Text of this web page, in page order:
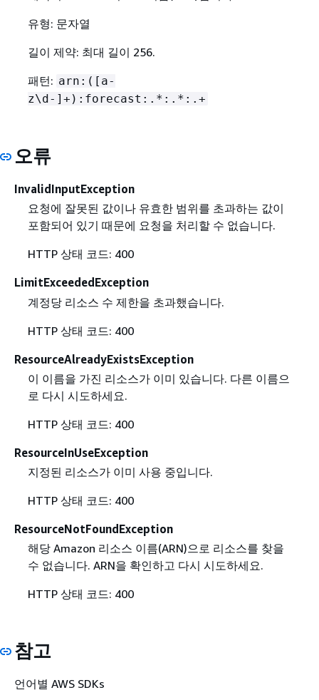
유형: 문자열
길이 제약: 최대 길이 256.
패턴: arn:([a-
z\d-]+):forecast:.*:.*:.+
오류
InvalidInputException
요청에 잘못된 값이나 유효한 범위를 초과하는 값이
포함되어 있기 때문에 요청을 처리할 수 없습니다.
HTTP 상태 코드: 400
LimitExceededException
계정당 리소스 수 제한을 초과했습니다.
HTTP 상태 코드: 400
ResourceAlreadyExistsException
이 이름을 가진 리소스가 이미 있습니다. 다른 이름으
로 다시 시도하세요.
HTTP 상태 코드: 400
ResourceInUseException
지정된 리소스가 이미 사용 중입니다.
HTTP 상태 코드: 400
ResourceNotFoundException
해당 Amazon 리소스 이름(ARN)으로 리소스를 찾을
수 없습니다. ARN을 확인하고 다시 시도하세요.
HTTP 상태 코드: 400
참고
언어별 AWS SDKs